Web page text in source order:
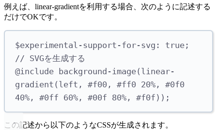
例えば、linear-gradientを利用する場合、次のように記述する
だけでOKです。
$experimental-support-for-svg: true;
// SVGを生成する
@include background-image(linear-
gradient(left, #f00, #ff0 20%, #0f0
40%, #0ff 60%, #00f 80%, #f0f));
この記述から以下のようなCSSが生成されます。